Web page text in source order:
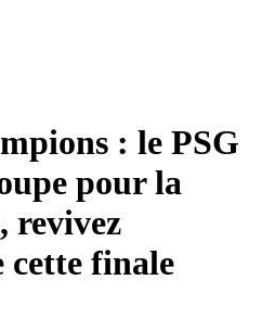
: le PSG
pour la
revivez
cette finale